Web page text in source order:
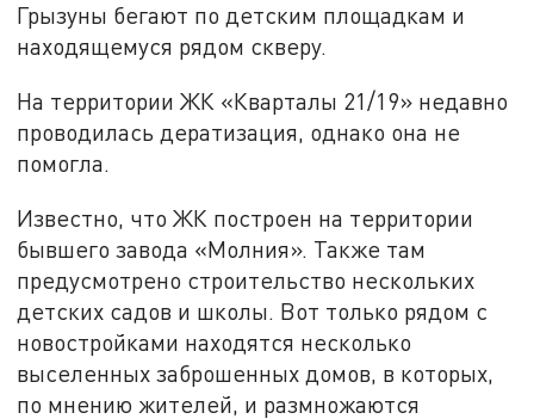
Грызуны бегают по детским площадкам и
находящемуся рядом скверу.
На территории ЖК «Кварталы 21/19» недавно
проводилась дератизация, однако она не
помогла.
Известно, что ЖК построен на территории
бывшего завода «Молния». Также там
предусмотрено строительство нескольких
детских садов и школы. Вот только рядом с
новостройками находятся несколько
выселенных заброшенных домов, в которых,
по мнению жителей, и размножаются